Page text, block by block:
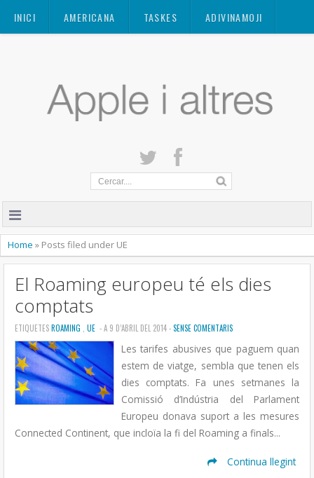
INICI AMERICANA TASKES ADIVINAMOJI
Home » Posts filed under UE
El Roaming europeu té els dies
comptats
ETIQUETESROAMING , UE - A 9 D’ABRIL DEL 2014 -SENSE COMENTARIS
Les tarifes abusives que paguem quan
estem de viatge, sembla que tenen els
dies comptats. Fa unes setmanes la
Comissió d’Indústria del Parlament
Europeu donava suport a les mesures
Connected Continent, que incloïa la fi del Roaming a finals...
Continua llegint